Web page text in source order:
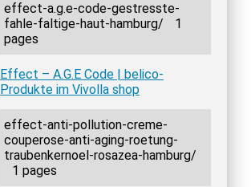
effect-a.g.e-code-gestresste-
fahle-faltige-haut-hamburg/
1
pages
Effect – A.G.E Code | belico-
Produkte im Vivolla shop
effect-anti-pollution-creme-
couperose-anti-aging-roetung-
traubenkernoel-rosazea-hamburg/
1 pages